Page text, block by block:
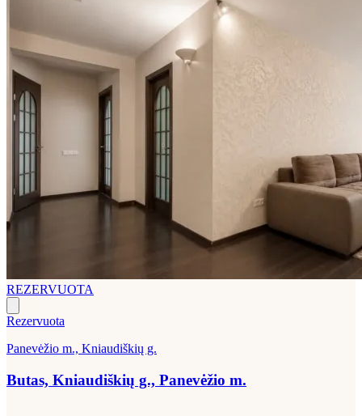
REZERVUOTA
Rezervuota
Panevėžio m., Kniaudiškių g.
Butas, Kniaudiškių g., Panevėžio m.